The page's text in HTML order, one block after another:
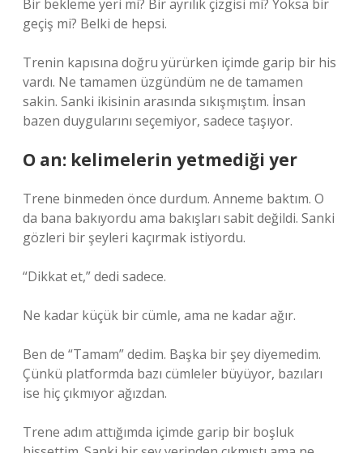
Bir bekleme yeri mi? Bir ayrılık çizgisi mi? Yoksa bir
geçiş mi? Belki de hepsi.
Trenin kapısına doğru yürürken içimde garip bir his
vardı. Ne tamamen üzgündüm ne de tamamen
sakin. Sanki ikisinin arasında sıkışmıştım. İnsan
bazen duygularını seçemiyor, sadece taşıyor.
O an: kelimelerin yetmediği yer
Trene binmeden önce durdum. Anneme baktım. O
da bana bakıyordu ama bakışları sabit değildi. Sanki
gözleri bir şeyleri kaçırmak istiyordu.
“Dikkat et,” dedi sadece.
Ne kadar küçük bir cümle, ama ne kadar ağır.
Ben de “Tamam” dedim. Başka bir şey diyemedim.
Çünkü platformda bazı cümleler büyüyor, bazıları
ise hiç çıkmıyor ağızdan.
Trene adım attığımda içimde garip bir boşluk